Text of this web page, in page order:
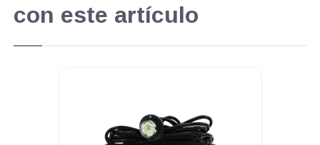
con este artículo